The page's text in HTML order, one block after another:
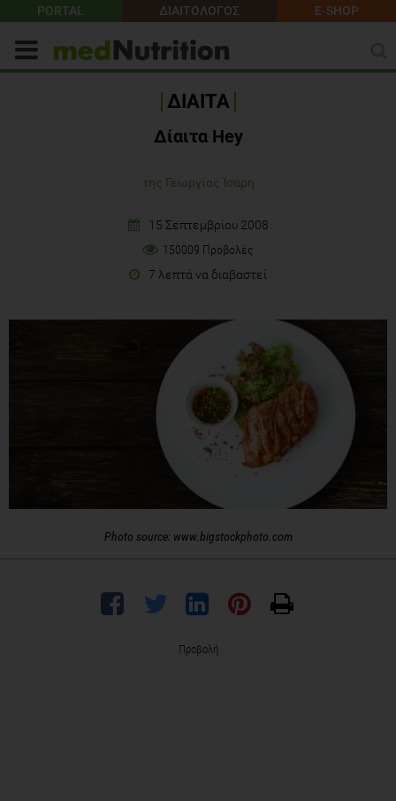
PORTAL ΔΙΑΙΤΟΛΟΓΟΣ E-SHOP
ΔΙΑΙΤΑ
Δίαιτα Hey
της Γεωργίας Ίσαρη
15 Σεπτεμβρίου 2008
150009 Προβολές
7 λεπτά να διαβαστεί
Photo source: www.bigstockphoto.com
Προβολή